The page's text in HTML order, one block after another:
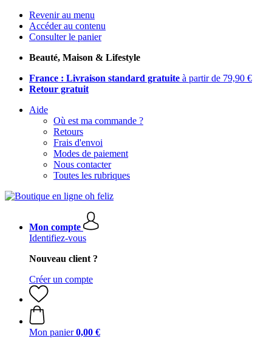
Revenir au menu
Accéder au contenu
Consulter le panier
Beauté, Maison & Lifestyle
France : Livraison standard gratuite à partir de 79,90 €
Retour gratuit
Aide
Où est ma commande ?
Retours
Frais d'envoi
Modes de paiement
Nous contacter
Toutes les rubriques
Mon compte
Identifiez-vous
Nouveau client ?
Créer un compte
Mon panier 0,00 €